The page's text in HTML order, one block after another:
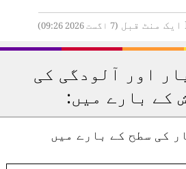
(7 اگست 2026 09:26)
اور آلودگی کی
کے بارے میں:
کی سطح کے بارے میں